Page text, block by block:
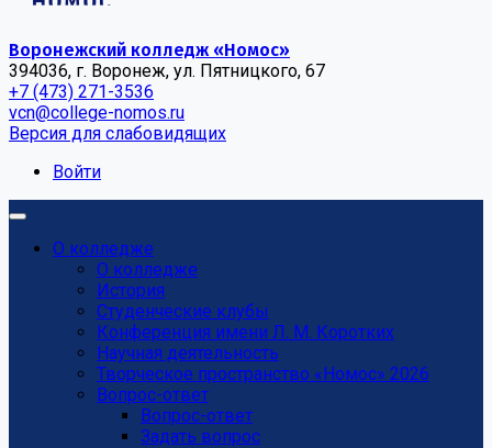
Воронежский колледж «Номос»
394036, г. Воронеж, ул. Пятницкого, 67
+7 (473) 271-3536
vcn@college-nomos.ru
Версия для слабовидящих
Войти
О колледже
О колледже
История
Студенческие клубы
Конференция имени Л. М. Коротких
Научная деятельность
Творческое пространство «Номос» 2026
Вопрос-ответ
Вопрос-ответ
Задать вопрос